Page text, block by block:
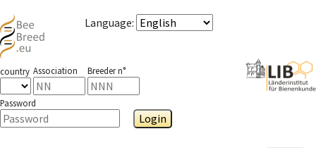
Language:
country Association Breeder n°
Password
Login